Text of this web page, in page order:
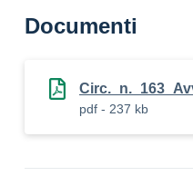
Documenti
pdf - 237 kb